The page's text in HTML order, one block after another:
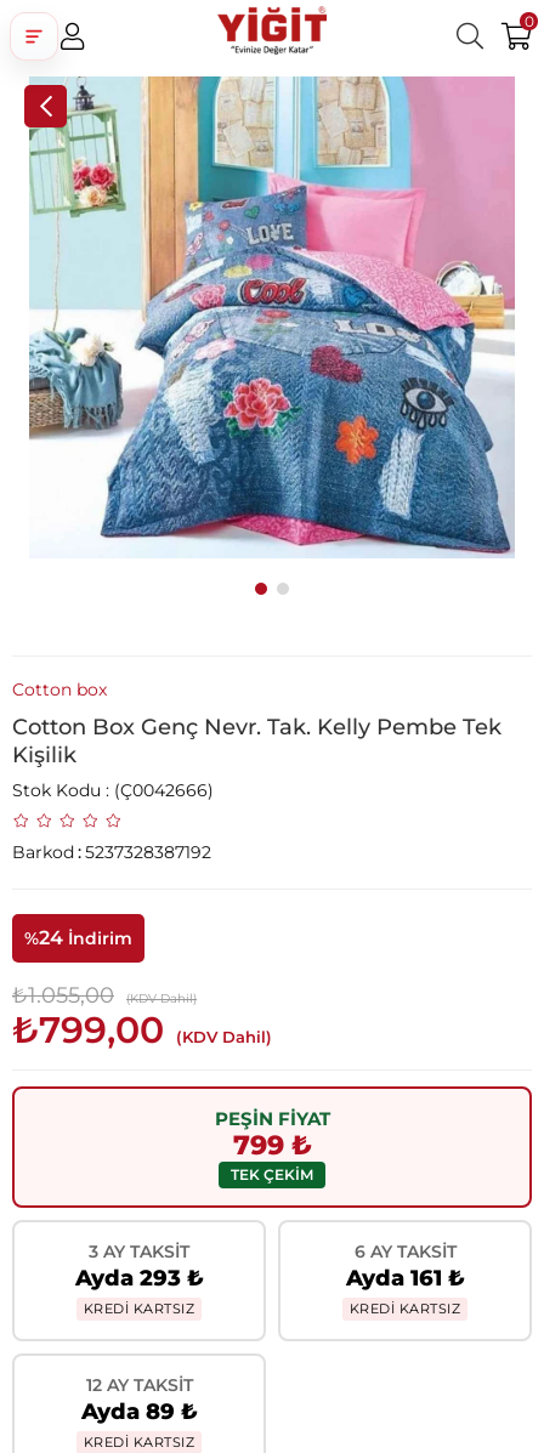
0
Üye Girişi Üye Ol Facebook İle Bağlan
Google İle Bağlan
Cotton box
Cotton Box Genç Nevr. Tak. Kelly Pembe Tek
Kişilik
Stok Kodu (Ç0042666)
Barkod:5237328387192
%24 İndirim
₺1.055,00 (KDV Dahil)
₺799,00 (KDV Dahil)
PEŞİN FİYAT
799 ₺
TEK ÇEKİM
3 AY TAKSIT
Ayda 293 ₺
KREDİ KARTSIZ
6 AY TAKSIT
Ayda 161 ₺
KREDİ KARTSIZ
12 AY TAKSIT
Ayda 89 ₺
KREDİ KARTSIZ